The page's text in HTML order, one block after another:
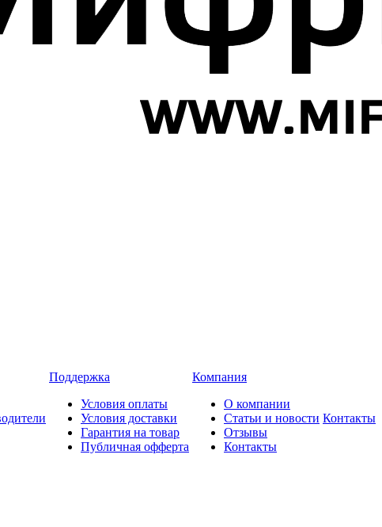
Поддержка
Условия оплаты
Условия доставки
Гарантия на товар
Публичная офферта
Компания
О компании
Статьи и новости
Отзывы
Контакты
Контакты